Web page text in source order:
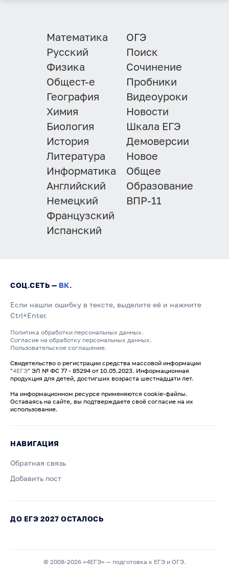
Математика
Русский
Физика
Общест-е
География
Химия
Биология
История
Литература
Информатика
Английский
Немецкий
Французский
Испанский
ОГЭ
Поиск
Сочинение
Пробники
Видеоуроки
Новости
Шкала ЕГЭ
Демоверсии
Новое
Общее
Образование
ВПР-11
СОЦ.СЕТЬ — ВК.
Если нашли ошибку в тексте, выделите её и нажмите
Ctrl+Enter.
Политика обработки персональных данных.
Согласие на обработку персональных данных.
Пользовательское соглашение.
Свидетельство о регистрации средства массовой информации
"4ЕГЭ" ЭЛ № ФС 77 - 85294 от 10.05.2023. Информационная
продукция для детей, достигших возраста шестнадцати лет.
На информационном ресурсе применяются cookie-файлы.
Оставаясь на сайте, вы подтверждаете своё согласие на их
использование.
НАВИГАЦИЯ
Обратная связь
Добавить пост
ДО ЕГЭ 2027 ОСТАЛОСЬ
© 2008-2026 «4ЕГЭ» — подготовка к ЕГЭ и ОГЭ.